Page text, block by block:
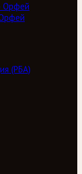
Орфей
(РБА)